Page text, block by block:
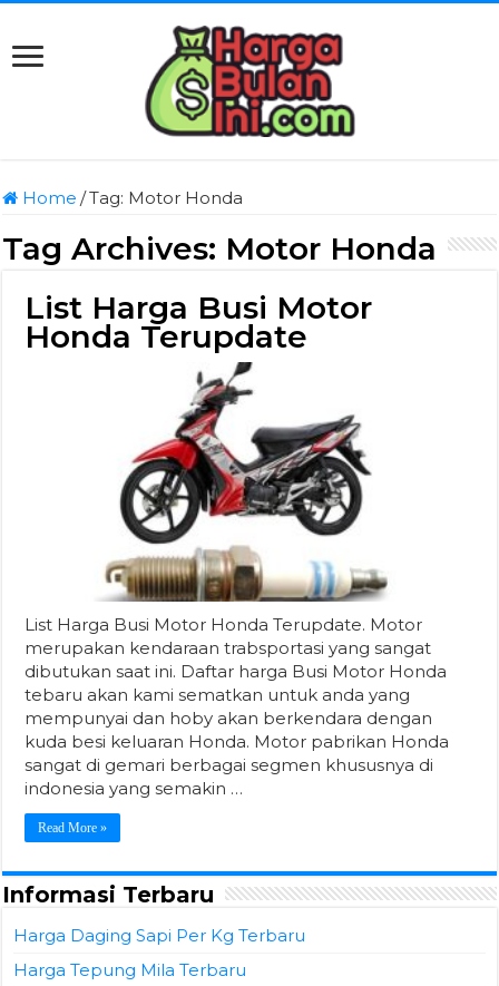
Home /Tag: Motor Honda
Tag Archives: Motor Honda
List Harga Busi Motor
Honda Terupdate
List Harga Busi Motor Honda Terupdate. Motor
merupakan kendaraan trabsportasi yang sangat
dibutukan saat ini. Daftar harga Busi Motor Honda
tebaru akan kami sematkan untuk anda yang
mempunyai dan hoby akan berkendara dengan
kuda besi keluaran Honda. Motor pabrikan Honda
sangat di gemari berbagai segmen khususnya di
indonesia yang semakin …
Read More »
Informasi Terbaru
Harga Daging Sapi Per Kg Terbaru
Harga Tepung Mila Terbaru